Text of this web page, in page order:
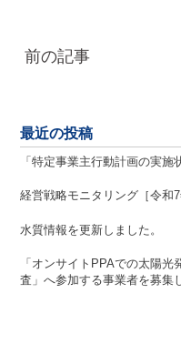
前の記事
最近の投稿
「特定事業主行動計画の実施
経営戦略モニタリング［令和
水質情報を更新しました。
「オンサイトPPAでの太陽
査」へ参加する事業者を募集